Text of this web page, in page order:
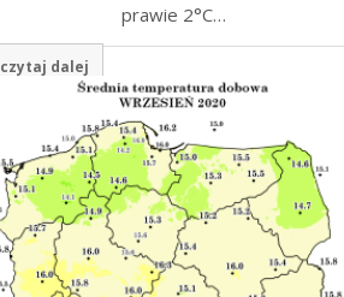
prawie 2°C…
czytaj dalej